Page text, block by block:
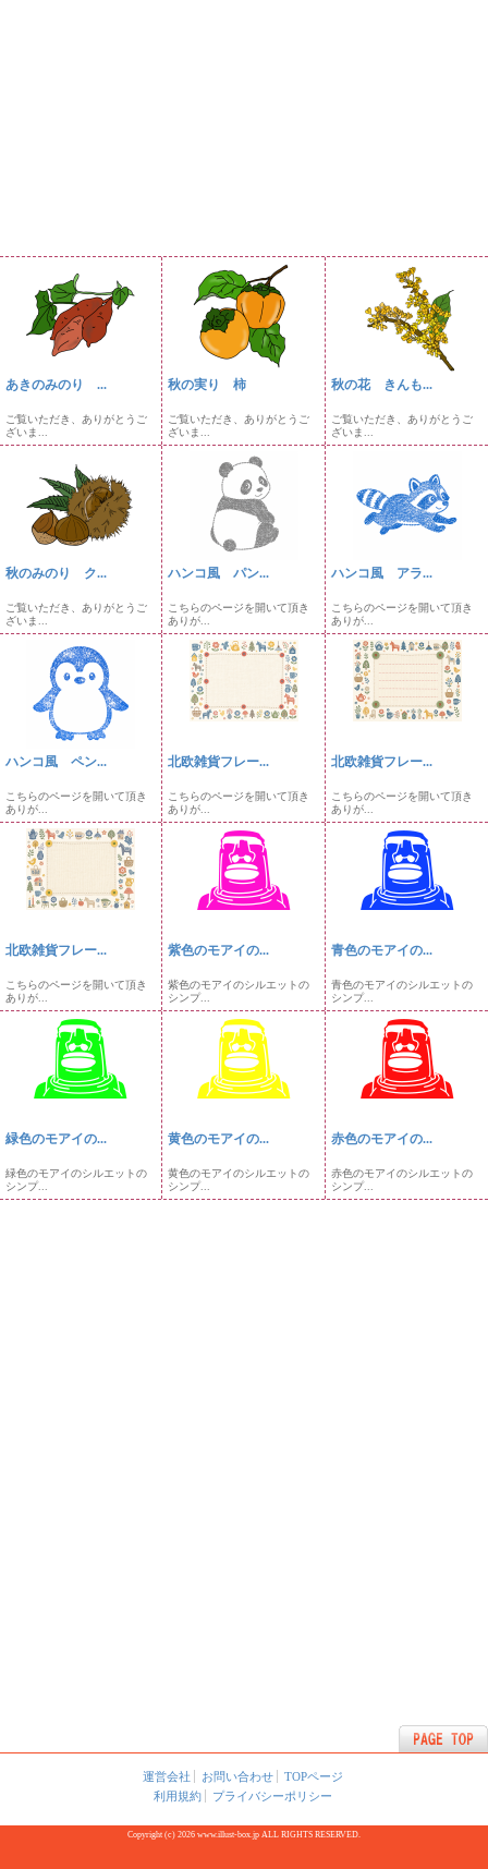
あきのみのり ...
ご覧いただき、ありがとうご
ざいま...
秋の実り 柿
ご覧いただき、ありがとうご
ざいま...
秋の花 きんも...
ご覧いただき、ありがとうご
ざいま...
秋のみのり ク...
ご覧いただき、ありがとうご
ざいま...
ハンコ風 パン...
こちらのページを開いて頂き
ありが...
ハンコ風 アラ...
こちらのページを開いて頂き
ありが...
ハンコ風 ペン...
こちらのページを開いて頂き
ありが...
北欧雑貨フレー...
こちらのページを開いて頂き
ありが...
北欧雑貨フレー...
こちらのページを開いて頂き
ありが...
北欧雑貨フレー...
こちらのページを開いて頂き
ありが...
紫色のモアイの...
紫色のモアイのシルエットの
シンプ...
青色のモアイの...
青色のモアイのシルエットの
シンプ...
緑色のモアイの...
緑色のモアイのシルエットの
シンプ...
黄色のモアイの...
黄色のモアイのシルエットの
シンプ...
赤色のモアイの...
赤色のモアイのシルエットの
シンプ...
運営会社 お問い合わせ
TOPページ
利用規約
プライバシーポリシー
Copyright (c) 2026 www.illust-box.jp ALL RIGHTS RESERVED.